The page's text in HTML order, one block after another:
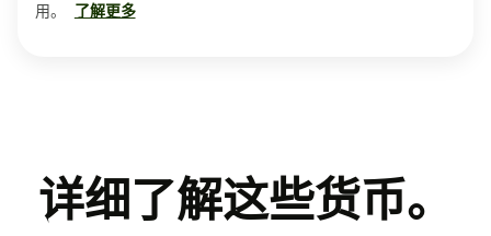
用。
了解更多
详细了解这些货币。